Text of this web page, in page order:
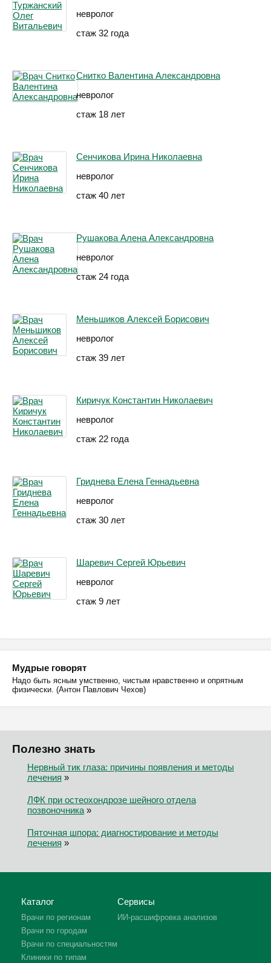
невролог
стаж 32 года
Снитко Валентина Александровна
невролог
стаж 18 лет
Сенчикова Ирина Николаевна
невролог
стаж 40 лет
Рушакова Алена Александровна
невролог
стаж 24 года
Меньшиков Алексей Борисович
невролог
стаж 39 лет
Киричук Константин Николаевич
невролог
стаж 22 года
Гриднева Елена Геннадьевна
невролог
стаж 30 лет
Шаревич Сергей Юрьевич
невролог
стаж 9 лет
Мудрые говорят
Надо быть ясным умственно, чистым нравственно и опрятным
физически. (Антон Павлович Чехов)
Полезно знать
Нервный тик глаза: причины появления и методы
лечения »
ЛФК при остеохондрозе шейного отдела
позвоночника»
Пяточная шпора: диагностирование и методы
лечения »
Каталог
Врачи по регионам
Врачи по городам
Врачи по специальностям
Клиники по типам
Сервисы
ИИ-расшифровка анализов